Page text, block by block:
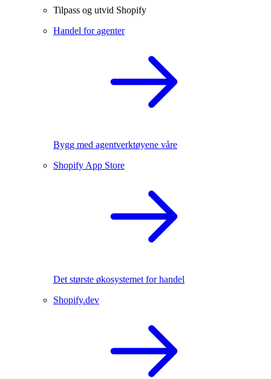
Tilpass og utvid Shopify
Handel for agenter
Bygg med agentverktøyene våre
Shopify App Store
Det største økosystemet for handel
Shopify.dev